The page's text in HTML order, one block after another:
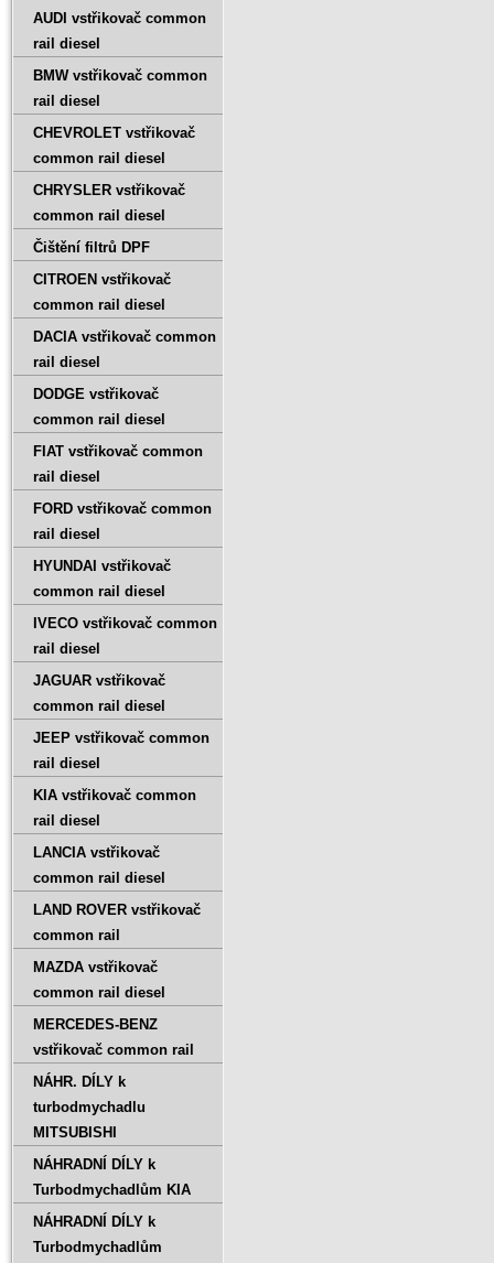
AUDI vstřikovač common
rail diesel
BMW vstřikovač common
rail diesel
CHEVROLET vstřikovač
common rail diesel
CHRYSLER vstřikovač
common rail diesel
Čištění filtrů DPF
CITROEN vstřikovač
common rail diesel
DACIA vstřikovač common
rail diesel
DODGE vstřikovač
common rail diesel
FIAT vstřikovač common
rail diesel
FORD vstřikovač common
rail diesel
HYUNDAI vstřikovač
common rail diesel
IVECO vstřikovač common
rail diesel
JAGUAR vstřikovač
common rail diesel
JEEP vstřikovač common
rail diesel
KIA vstřikovač common
rail diesel
LANCIA vstřikovač
common rail diesel
LAND ROVER vstřikovač
common rail
MAZDA vstřikovač
common rail diesel
MERCEDES-BENZ
vstřikovač common rail
NÁHR. DÍLY k
turbodmychadlu
MITSUBISHI
NÁHRADNÍ DÍLY k
Turbodmychadlům KIA
NÁHRADNÍ DÍLY k
Turbodmychadlům